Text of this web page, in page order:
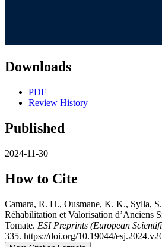
Downloads
PDF
Review History
Published
2024-11-30
How to Cite
Camara, R. H., Ousmane, K. K., Sylla,
Réhabilitation et Valorisation d’Anciens
Tomate. ESI Preprints (European
335. https://doi.org/10.19044/